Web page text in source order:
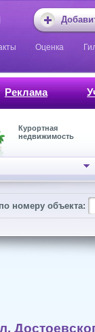
Оценка
Реклама
Курортная
недвижимость
номеру объекта: